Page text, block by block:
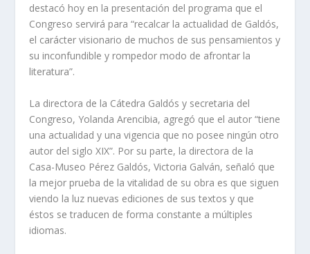
destacó hoy en la presentación del programa que el
Congreso servirá para “recalcar la actualidad de Galdós,
el carácter visionario de muchos de sus pensamientos y
su inconfundible y rompedor modo de afrontar la
literatura”.
La directora de la Cátedra Galdós y secretaria del
Congreso, Yolanda Arencibia, agregó que el autor “tiene
una actualidad y una vigencia que no posee ningún otro
autor del siglo XIX”. Por su parte, la directora de la
Casa-Museo Pérez Galdós, Victoria Galván, señaló que
la mejor prueba de la vitalidad de su obra es que siguen
viendo la luz nuevas ediciones de sus textos y que
éstos se traducen de forma constante a múltiples
idiomas.